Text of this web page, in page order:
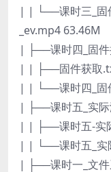
| | └──课时三_固
_ev.mp4 63.46M
| ├──课时四_固
| | ├──固件获取
| | └──课时四_固
| ├──课时五_实
| | ├──课时五-实
| | └──课时五_实
| ├──课时一_文